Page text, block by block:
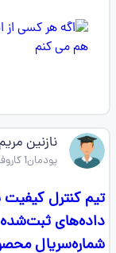
نازنین
پودمان1 کاروفناوری هفتم
تیم کنترل کیفیت
داده‌های
شماره‌سریال